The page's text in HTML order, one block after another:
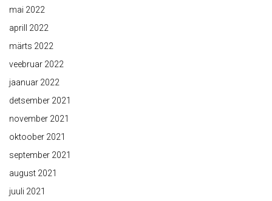
mai 2022
aprill 2022
märts 2022
veebruar 2022
jaanuar 2022
detsember 2021
november 2021
oktoober 2021
september 2021
august 2021
juuli 2021